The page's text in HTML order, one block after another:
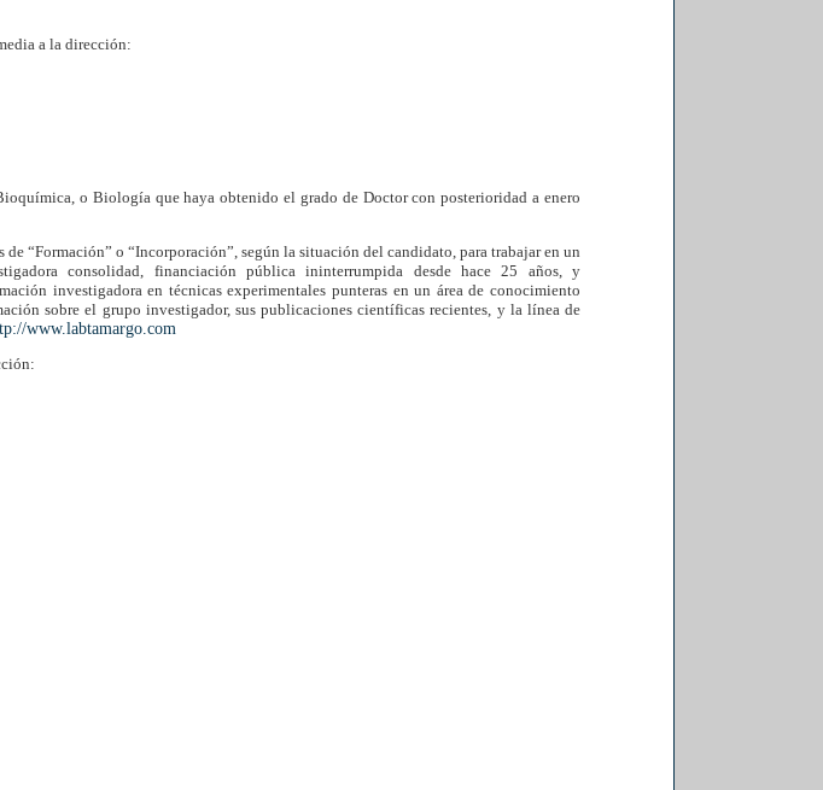
a la dirección:
o Biología que haya obtenido el grado de Doctor con posterioridad a enero
“Formación” o “Incorporación”, según la situación del candidato, para trabajar en un
consolidad, financiación pública ininterrumpida desde hace 25 años, y
investigadora en técnicas experimentales punteras en un área de conocimiento
sobre el grupo investigador, sus publicaciones científicas recientes, y la línea de
www.labtamargo.com